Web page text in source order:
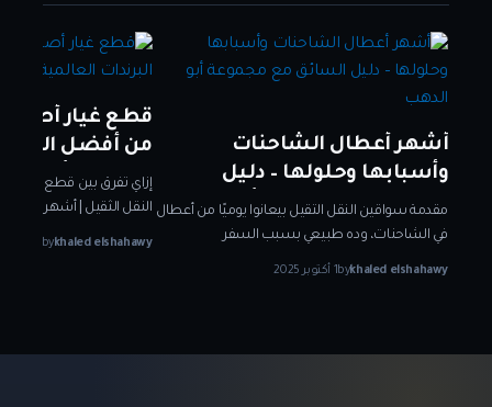
أشهر أعطال الشاحنات
وأسبابها وحلولها – دليل
السائق مع مجموعة أبو الدهب
مقدمة سواقين النقل التقيل بيعانوا يوميًا من أعطال
في الشاحنات، وده طبيعي بسبب السفر
bykhaled elshahawy 1 أكتوبر 2025
قطع غيار أصلية
من أفضل
مجموعة أبو
إزاي تفرق بين قطع الغيار
النقل الثقيل | أشهر البرندات
bykhaled elshahawy 1 أكتوبر 2025